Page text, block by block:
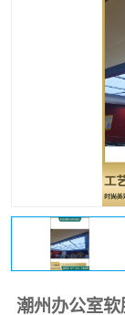
潮州办公室软